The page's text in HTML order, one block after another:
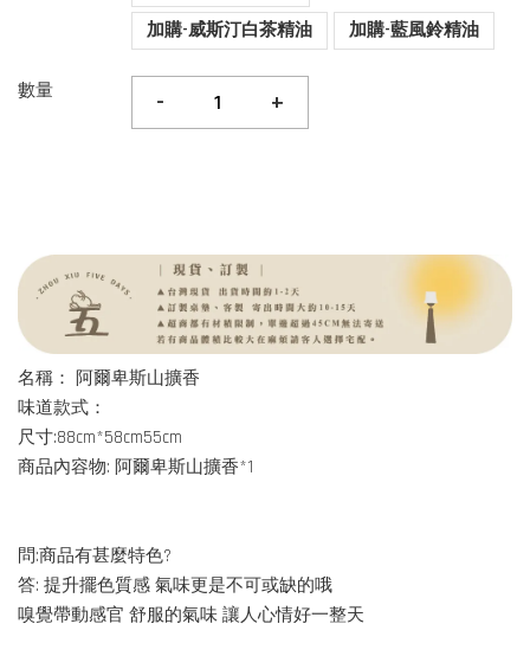
加購-威斯汀白茶精油
加購-藍風鈴精油
數量 - +
名稱： 阿爾卑斯山擴香
味道款式：
尺寸:88cm*58cm55cm
商品內容物: 阿爾卑斯山擴香*1
問:商品有甚麼特色?
答: 提升擺色質感 氣味更是不可或缺的哦
嗅覺帶動感官 舒服的氣味 讓人心情好一整天